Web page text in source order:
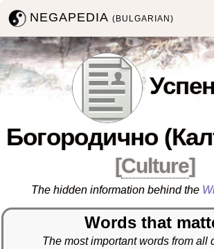
NEGAPEDIA(BULGARIAN)
Богородично
[Culture]
The hidden information behind the
Words that
The most important words from all